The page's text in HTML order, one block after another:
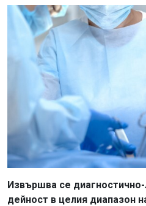
Извършва се
дейност в целия диапазон